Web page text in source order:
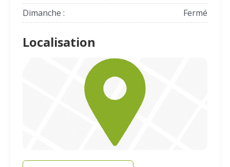
Dimanche :
Fermé
Localisation